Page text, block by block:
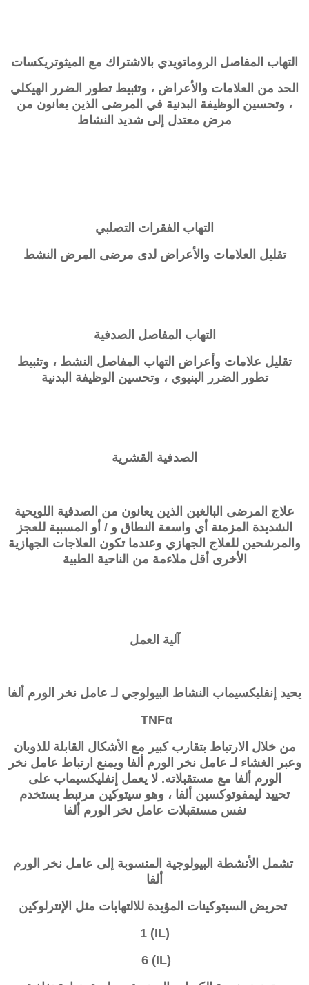
التهاب المفاصل الروماتويدي بالاشتراك مع الميثوتريكسات
الحد من العلامات والأعراض ، وتثبيط تطور الضرر الهيكلي
، وتحسين الوظيفة البدنية في المرضى الذين يعانون من
مرض معتدل إلى شديد النشاط
التهاب الفقرات التصلبي
تقليل العلامات والأعراض لدى مرضى المرض النشط
التهاب المفاصل الصدفية
تقليل علامات وأعراض التهاب المفاصل النشط ، وتثبيط
تطور الضرر البنيوي ، وتحسين الوظيفة البدنية
الصدفية القشرية
علاج المرضى البالغين الذين يعانون من الصدفية اللويحية
الشديدة المزمنة أي واسعة النطاق و / أو المسببة للعجز
والمرشحين للعلاج الجهازي وعندما تكون العلاجات الجهازية
الأخرى أقل ملاءمة من الناحية الطبية
آلية العمل
يحيد إنفليكسيماب النشاط البيولوجي لـ عامل نخر الورم ألفا
TNFα
من خلال الارتباط بتقارب كبير مع الأشكال القابلة للذوبان
وعبر الغشاء لـ عامل نخر الورم ألفا ويمنع ارتباط عامل نخر
الورم ألفا مع مستقبلاته. لا يعمل إنفليكسيماب على
تحييد ليمفوتوكسين ألفا ، وهو سيتوكين مرتبط يستخدم
نفس مستقبلات عامل نخر الورم ألفا
تشمل الأنشطة البيولوجية المنسوبة إلى عامل نخر الورم
ألفا
تحريض السيتوكينات المؤيدة للالتهابات مثل الإنترلوكين
(IL) 1
(IL) 6